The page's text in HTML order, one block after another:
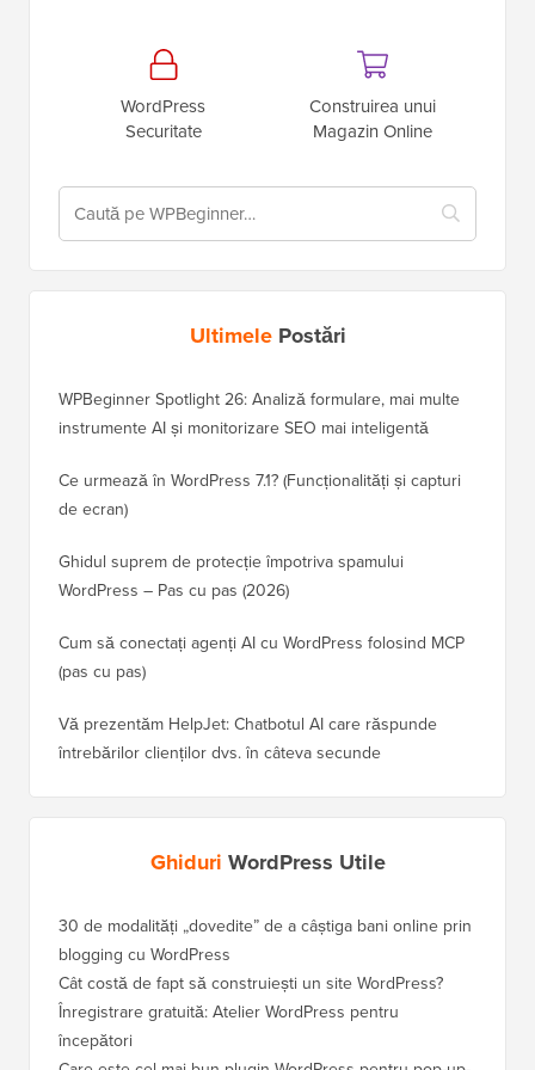
WordPress
Securitate
Construirea unui
Magazin Online
UltimelePostări
WPBeginner Spotlight 26: Analiză formulare, mai multe
instrumente AI și monitorizare SEO mai inteligentă
Ce urmează în WordPress 7.1? (Funcționalități și capturi
de ecran)
Ghidul suprem de protecție împotriva spamului
WordPress – Pas cu pas (2026)
Cum să conectați agenți AI cu WordPress folosind MCP
(pas cu pas)
Vă prezentăm HelpJet: Chatbotul AI care răspunde
întrebărilor clienților dvs. în câteva secunde
Ghiduri WordPress Utile
30 de modalități „dovedite” de a câștiga bani online prin
blogging cu WordPress
Cât costă de fapt să construiești un site WordPress?
Înregistrare gratuită: Atelier WordPress pentru